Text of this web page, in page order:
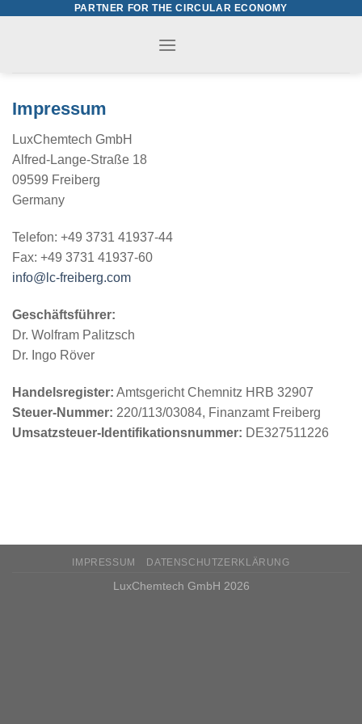
PARTNER FOR THE CIRCULAR ECONOMY
Impressum
LuxChemtech GmbH
Alfred-Lange-Straße 18
09599 Freiberg
Germany
Telefon: +49 3731 41937-44
Fax: +49 3731 41937-60
info@lc-freiberg.com
Geschäftsführer:
Dr. Wolfram Palitzsch
Dr. Ingo Röver
Handelsregister: Amtsgericht Chemnitz HRB 32907
Steuer-Nummer: 220/113/03084, Finanzamt Freiberg
Umsatzsteuer-Identifikationsnummer: DE327511226
IMPRESSUM DATENSCHUTZERKLÄRUNG
LuxChemtech GmbH 2026